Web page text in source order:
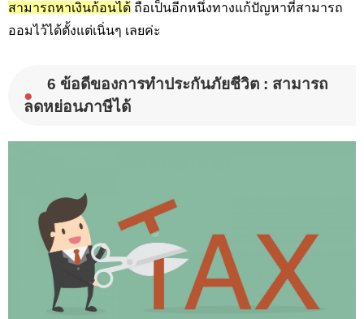
สามารถหาเงินก้อนได้ ถือเป็นอีกหนึ่งทางแก้ปัญหาที่สามารถ
ออมไว้ได้ตั้งแต่เนิ่นๆ เลยค่ะ
●
6 ข้อดีของการทำประกันภัยชีวิต : สามารถ
ลดหย่อนภาษีได้